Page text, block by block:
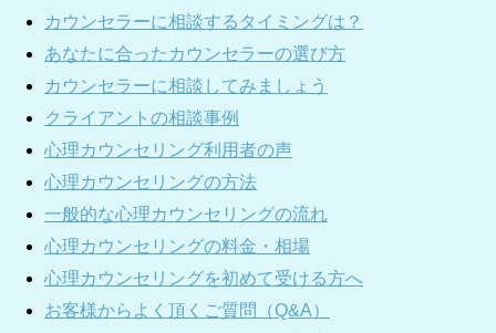
カウンセラーに相談するタイミングは？
あなたに合ったカウンセラーの選び方
カウンセラーに相談してみましょう
クライアントの相談事例
心理カウンセリング利用者の声
心理カウンセリングの方法
一般的な心理カウンセリングの流れ
心理カウンセリングの料金・相場
心理カウンセリングを初めて受ける方へ
お客様からよく頂くご質問（Q&A）